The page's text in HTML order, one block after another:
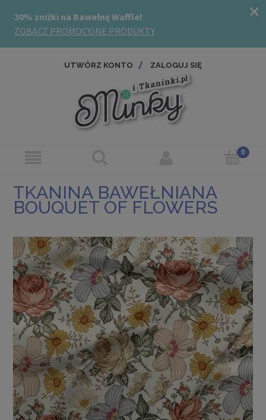
UTWÓRZ KONTO ZALOGUJ SIĘ
TKANINA BAWEŁNIANA
BOUQUET OF FLOWERS